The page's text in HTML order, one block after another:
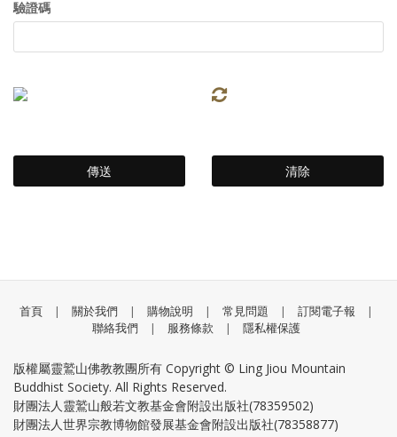
驗證碼
首頁 | 關於我們 | 購物說明 | 常見問題 | 訂閱電子報
|
聯絡我們
| 服務條款 | 隱私權保護
版權屬靈鷲山佛教教團所有 Copyright © Ling Jiou Mountain
Buddhist Society. All Rights Reserved.
財團法人靈鷲山般若文教基金會附設出版社(78359502)
財團法人世界宗教博物館發展基金會附設出版社(78358877)